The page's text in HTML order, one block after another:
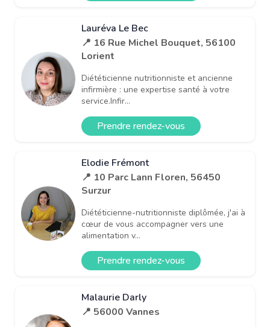
Lauréva Le Bec
📍 16 Rue Michel Bouquet, 56100
Lorient
Diététicienne nutritionniste et ancienne
infirmière : une expertise santé à votre
service.Infir...
Prendre rendez-vous
Elodie Frémont
📍 10 Parc Lann Floren, 56450
Surzur
Diététicienne-nutritionniste diplômée, j'ai à
cœur de vous accompagner vers une
alimentation v...
Prendre rendez-vous
Malaurie Darly
📍 56000 Vannes